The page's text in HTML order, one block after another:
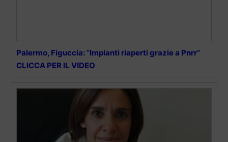
Palermo, Figuccia: “Impianti riaperti grazie a Pnrr”
CLICCA PER IL VIDEO